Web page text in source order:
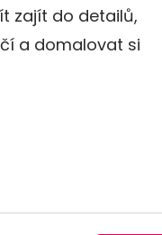
zajít do detailů,
a domalovat si